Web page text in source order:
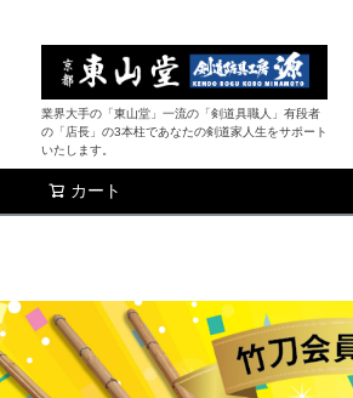
業界大手の「東山堂」一流の「剣道具職人」有段者
の「店長」の3本柱であなたの剣道家人生をサポート
いたします。
カート